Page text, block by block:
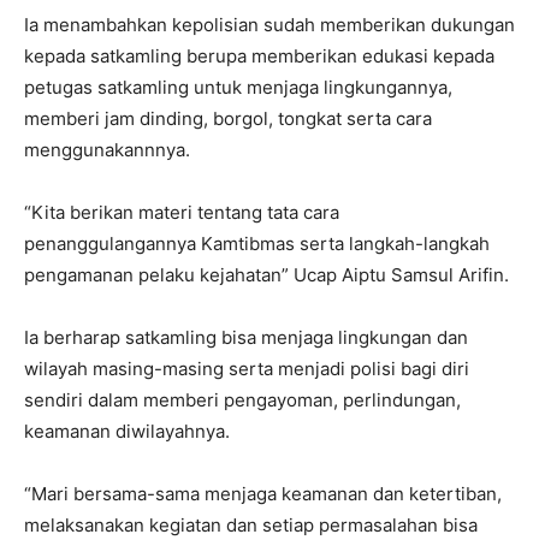
Ia menambahkan kepolisian sudah memberikan dukungan
kepada satkamling berupa memberikan edukasi kepada
petugas satkamling untuk menjaga lingkungannya,
memberi jam dinding, borgol, tongkat serta cara
menggunakannnya.
“Kita berikan materi tentang tata cara
penanggulangannya Kamtibmas serta langkah-langkah
pengamanan pelaku kejahatan” Ucap Aiptu Samsul Arifin.
Ia berharap satkamling bisa menjaga lingkungan dan
wilayah masing-masing serta menjadi polisi bagi diri
sendiri dalam memberi pengayoman, perlindungan,
keamanan diwilayahnya.
“Mari bersama-sama menjaga keamanan dan ketertiban,
melaksanakan kegiatan dan setiap permasalahan bisa